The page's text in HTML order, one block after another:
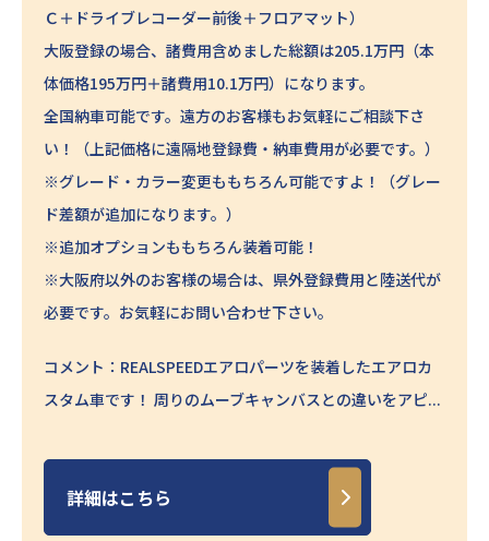
Ｃ＋ドライブレコーダー前後＋フロアマット）
大阪登録の場合、諸費用含めました総額は205.1万円（本
体価格195万円＋諸費用10.1万円）になります。
全国納車可能です。遠方のお客様もお気軽にご相談下さ
い！（上記価格に遠隔地登録費・納車費用が必要です。）
※グレード・カラー変更ももちろん可能ですよ！（グレー
ド差額が追加になります。）
※追加オプションももちろん装着可能！
※大阪府以外のお客様の場合は、県外登録費用と陸送代が
必要です。お気軽にお問い合わせ下さい。
コメント：REALSPEEDエアロパーツを装着したエアロカ
スタム車です！ 周りのムーブキャンバスとの違いをアピ...
詳細はこちら